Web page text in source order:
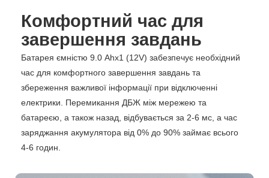
Комфортний час для
завершення завдань
Батарея ємністю 9.0 Ahx1 (12V) забезпечує необхідний
час для комфортного завершення завдань та
збереження важливої ​​інформації при відключенні
електрики. Перемикання ДБЖ між мережею та
батареєю, а також назад, відбувається за 2-6 мс, а час
заряджання акумулятора від 0% до 90% займає всього
4-6 годин.